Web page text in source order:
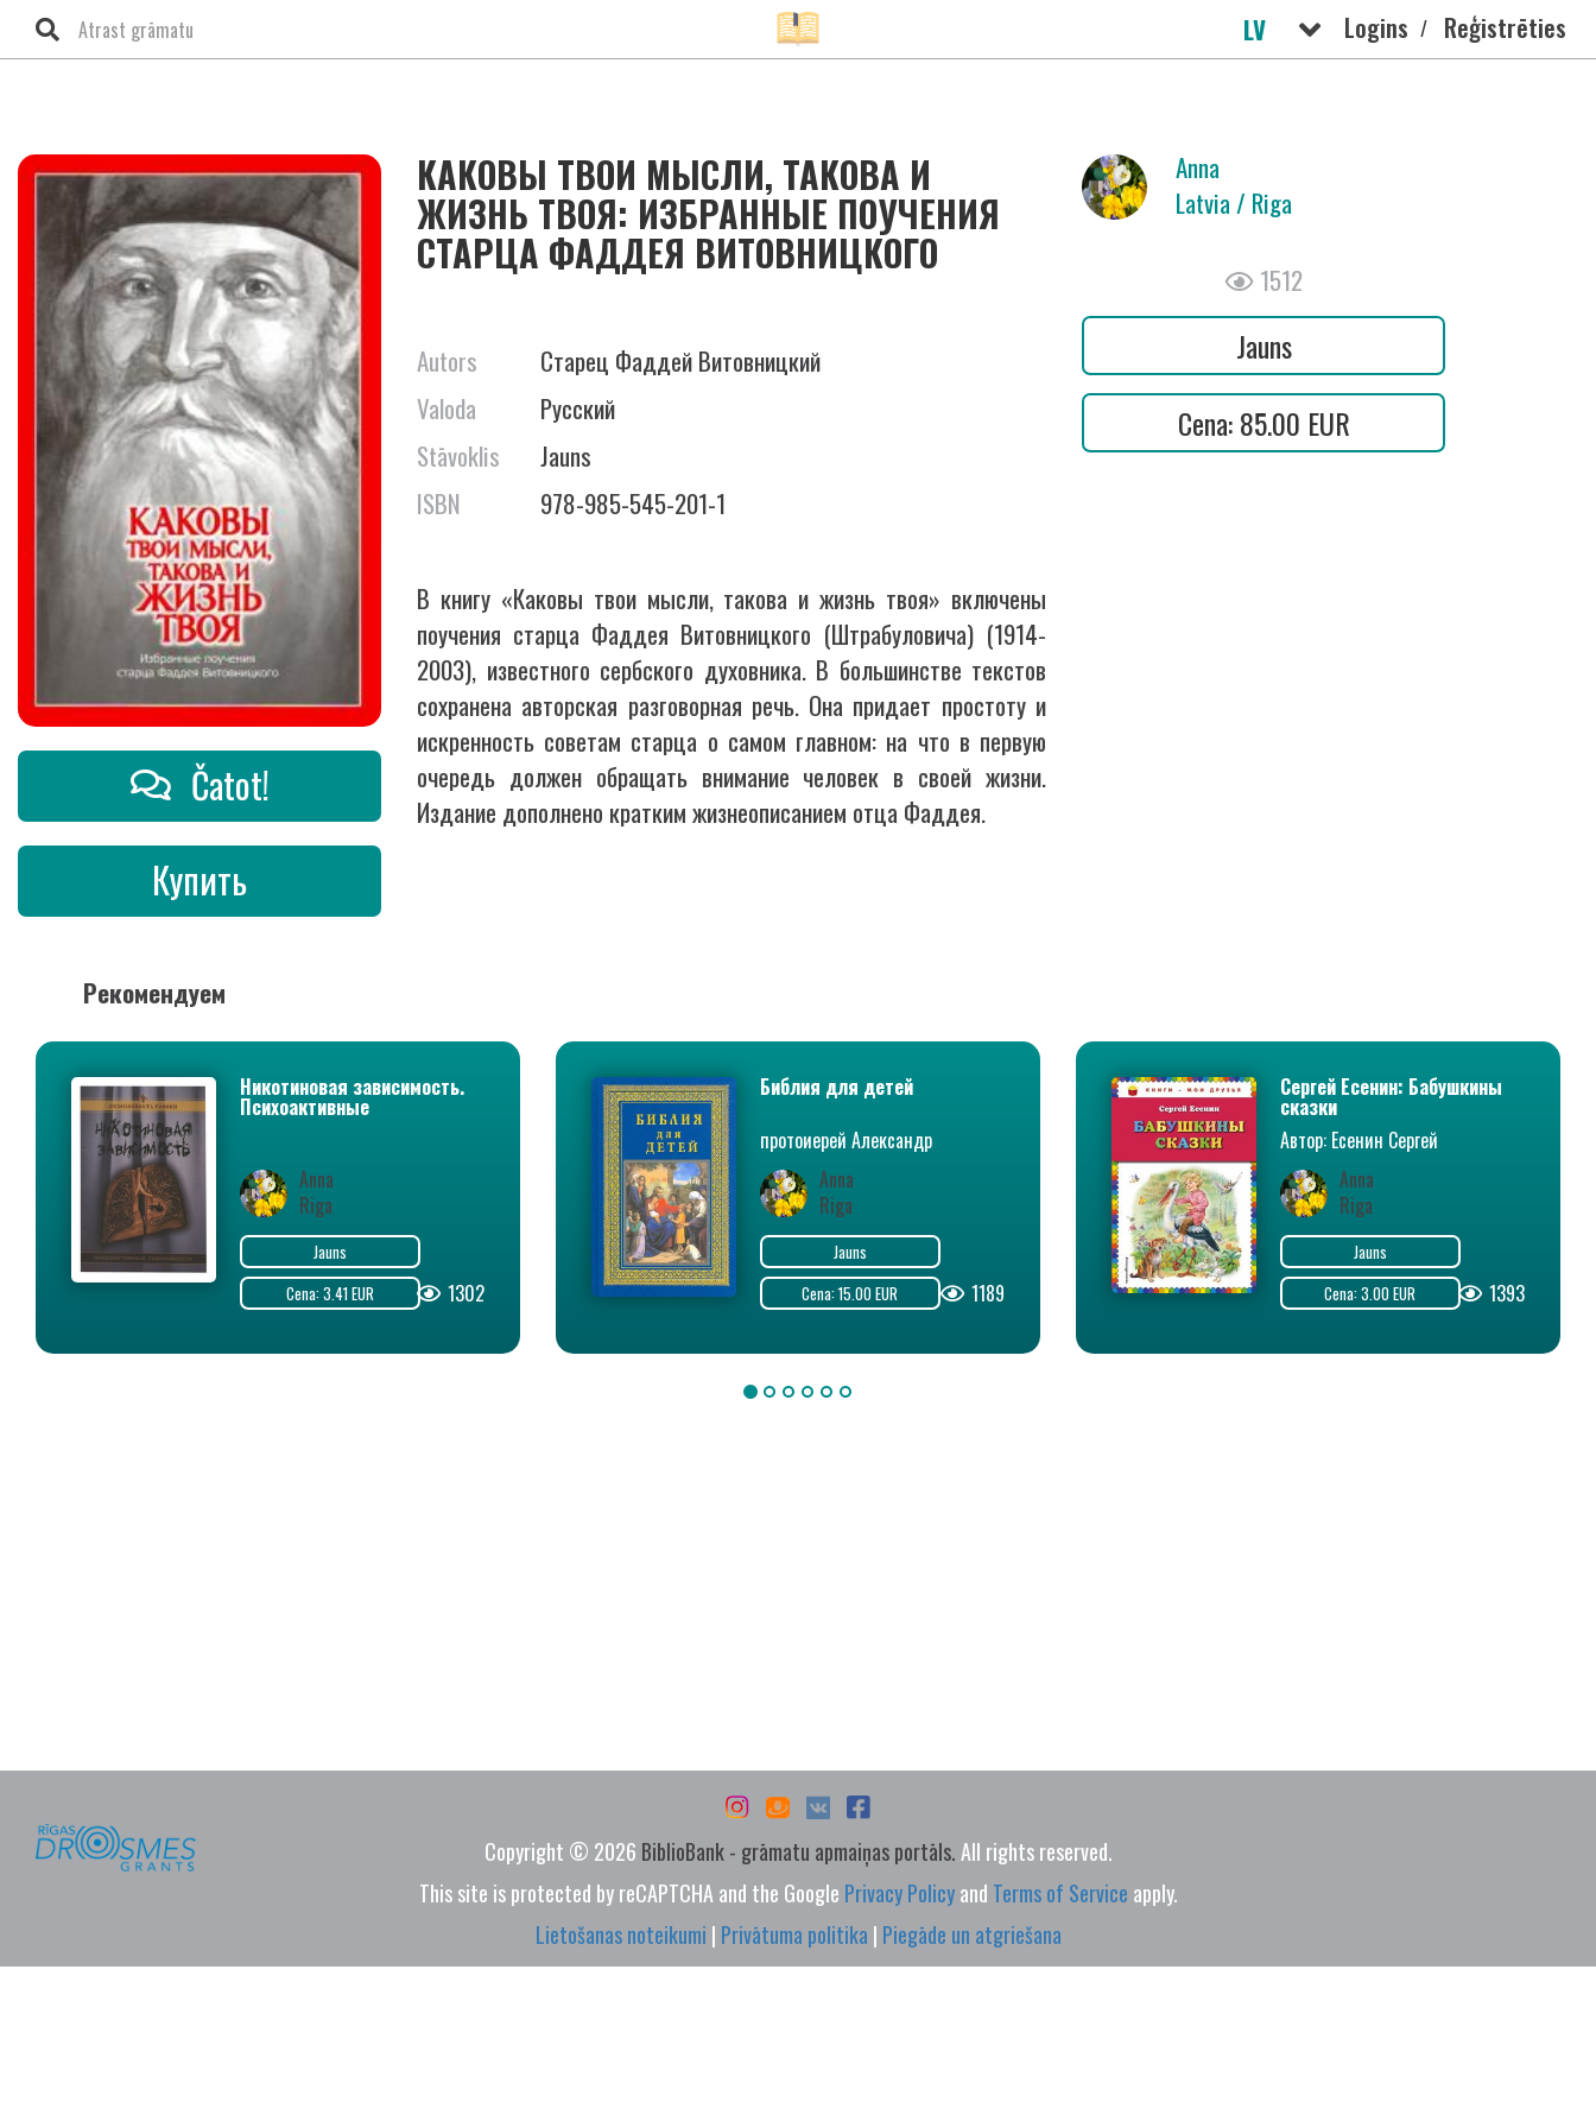
LV Logins / Reģistrēties
Čatot!
Купить
КАКОВЫ ТВОИ МЫСЛИ, ТАКОВА И
ЖИЗНЬ ТВОЯ: ИЗБРАННЫЕ ПОУЧЕНИЯ
СТАРЦА ФАДДЕЯ ВИТОВНИЦКОГО
Autors
Старец Фаддей Витовницкий
Valoda
Русский
Stāvoklis
Jauns
ISBN
978-985-545-201-1
В книгу «Каковы твои мысли, такова и жизнь твоя» включены
поучения старца Фаддея Витовницкого (Штрабуловича) (1914-
2003), известного сербского духовника. В большинстве текстов
сохранена авторская разговорная речь. Она придает простоту и
искренность советам старца о самом главном: на что в первую
очередь должен обращать внимание человек в своей жизни.
Издание дополнено кратким жизнеописанием отца Фаддея.
Anna
Latvia / Riga
1512
Jauns
Cena: 85.00 EUR
Рекомендуем
Никотиновая зависимость.
Психоактивные
Anna
Riga
Jauns
Cena: 3.41 EUR
1302
Библия для детей
протоиерей Александр
Соколов
Anna
Riga
Jauns
Cena: 15.00 EUR
1189
Сергей Есенин: Бабушкины
сказки
Автор: Есенин Сергей
Александрович
Anna
Riga
Jauns
Cena: 3.00 EUR
1393
Copyright © 2026 BiblioBank - grāmatu apmaiņas portāls.All rights reserved.
This site is protected by reCAPTCHA and the Google Privacy Policyand Terms of Service apply.
Lietošanas noteikumi | Privātuma politika | Piegāde un atgriešana
Riga, Pernavas 6-29, LV1012, Latvia |info@bibliobank.com| +371 29506140